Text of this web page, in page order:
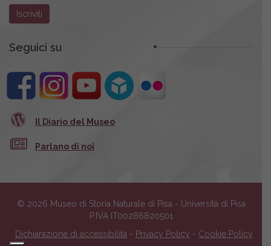
Seguici su
Il Diario del Museo
Parlano di noi
© 2026 Museo di Storia Naturale di Pisa - Università di Pisa
P.IVA IT00286820501
Dichiarazione di accessibilità - Privacy Policy - Cookie Policy